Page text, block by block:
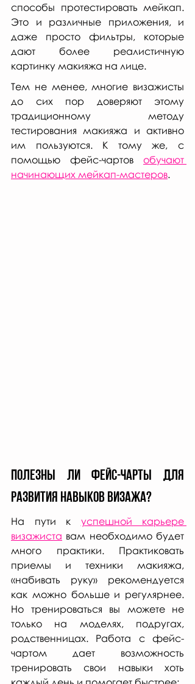
способы протестировать мейкап.
Это и различные приложения, и
даже просто фильтры, которые
дают более реалистичную
картинку макияжа на лице.
Тем не менее, многие визажисты
до сих пор доверяют этому
традиционному методу
тестирования макияжа и активно
им пользуются. К тому же, с
помощью фейс-чартов обучают
начинающих мейкап-мастеров.
Полезны ли фейс-чарты для
развития навыков визажа?
На пути к успешной карьере
визажиста вам необходимо будет
много практики. Практиковать
приемы и техники макияжа,
«набивать руку» рекомендуется
как можно больше и регулярнее.
Но тренироваться вы можете не
только на моделях, подругах,
родственницах. Работа с фейс-
чартом дает возможность
тренировать свои навыки хоть